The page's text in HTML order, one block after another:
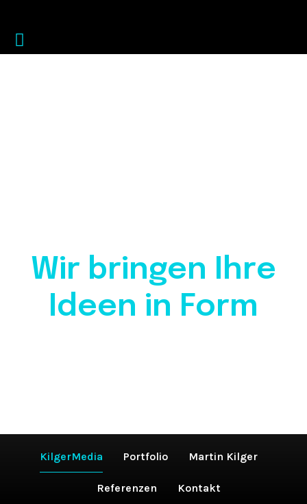
Wir bringen Ihre
Ideen in Form
KilgerMedia Portfolio Martin Kilger
Referenzen Kontakt